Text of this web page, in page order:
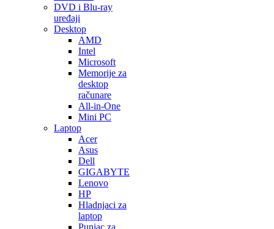
DVD i Blu-ray
uređaji
Desktop
AMD
Intel
Microsoft
Memorije za
desktop
računare
All-in-One
Mini PC
Laptop
Acer
Asus
Dell
GIGABYTE
Lenovo
HP
Hladnjaci za
laptop
Punjac za